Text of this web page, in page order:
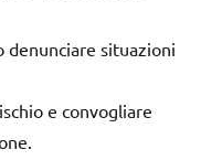
denunciare situazioni
e convogliare